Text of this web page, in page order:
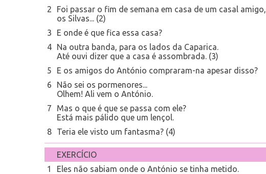
2
Foi passar o fim de semana em casa de um casal amigo,
os Silvas... (2)
3
E onde é que fica essa casa?
4
Na outra banda, para os lados da Caparica.
Até ouvi dizer que a casa é assombrada. (3)
5
E os amigos do António compraram-na apesar disso?
6
Não sei os pormenores...
Olhem! Ali vem o António.
7
Mas o que é que se passa com ele?
Está mais pálido que um lençol.
8
Teria ele visto um fantasma? (4)
EXERCÍCIO
1
Eles não sabiam onde o António se tinha metido.